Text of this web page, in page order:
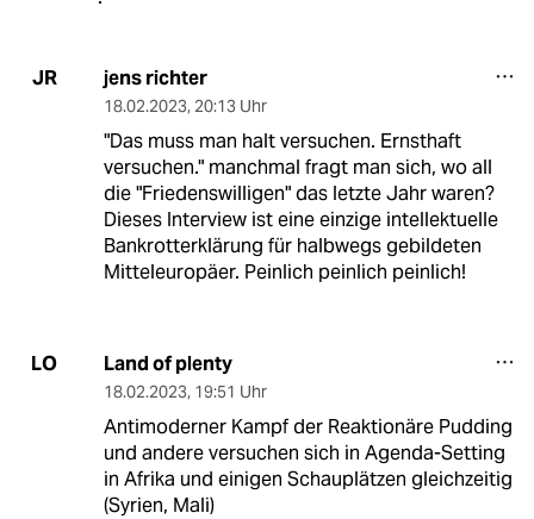
JR jens richter
18.02.2023, 20:13 Uhr
"Das muss man halt versuchen. Ernsthaft
versuchen." manchmal fragt man sich, wo all
die "Friedenswilligen" das letzte Jahr waren?
Dieses Interview ist eine einzige intellektuelle
Bankrotterklärung für halbwegs gebildeten
Mitteleuropäer. Peinlich peinlich peinlich!
LO Land of plenty
18.02.2023, 19:51 Uhr
Antimoderner Kampf der Reaktionäre Pudding
und andere versuchen sich in Agenda-Setting
in Afrika und einigen Schauplätzen gleichzeitig
(Syrien, Mali)